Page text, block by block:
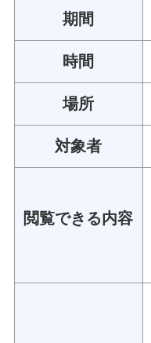
期間
時間
場所
対象者
閲覧できる内容